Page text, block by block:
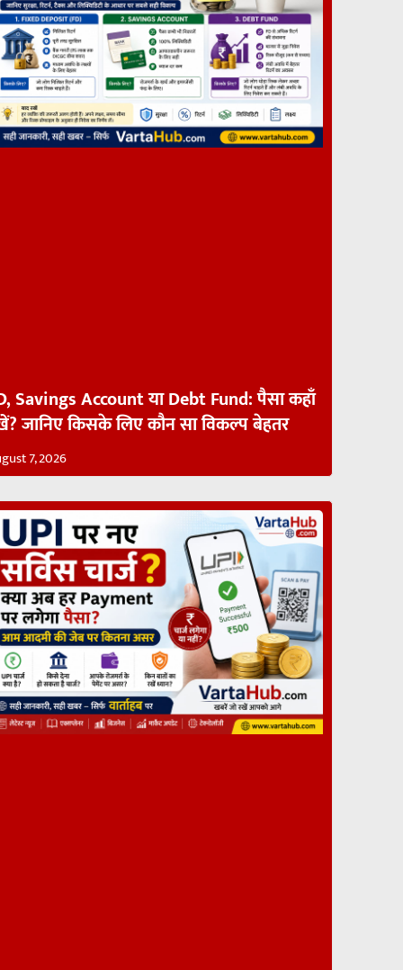
Savings Account या Debt Fund: पैसा कहाँ
जानिए किसके लिए कौन सा विकल्प बेहतर
7, 2026